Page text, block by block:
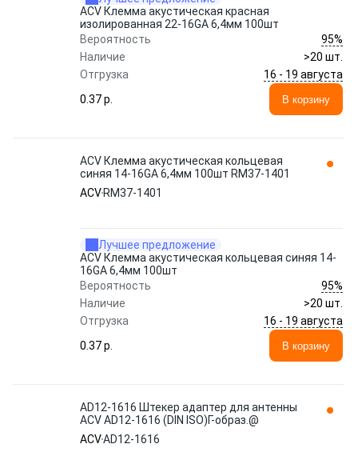
ACV Клемма акустическая красная
изолированная 22-16GA 6,4мм 100шт
Вероятность
95%
Наличие
>20 шт.
Отгрузка
16 - 19 августа
0.37 p.
В корзину
ACV Клемма акустическая кольцевая
синяя 14-16GA 6,4мм 100шт RM37-1401
ACV RM37-1401
Лучшее предложение
ACV Клемма акустическая кольцевая синяя 14-
16GA 6,4мм 100шт
Вероятность
95%
Наличие
>20 шт.
Отгрузка
16 - 19 августа
0.37 p.
В корзину
AD12-1616 Штекер адаптер для антенны
ACV AD12-1616 (DIN ISO)Г-образ.@
ACVAD12-1616